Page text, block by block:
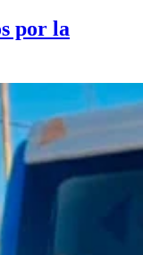
por la